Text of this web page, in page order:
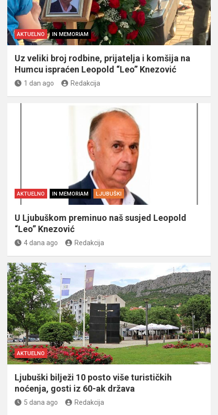
AKTUELNO IN MEMORIAM
Uz veliki broj rodbine, prijatelja i komšija na
Humcu ispraćen Leopold “Leo” Knezović
1 dan ago Redakcija
AKTUELNO IN MEMORIAM LJUBUŠKI
U Ljubuškom preminuo naš susjed Leopold
“Leo” Knezović
4 dana ago Redakcija
AKTUELNO
Ljubuški bilježi 10 posto više turističkih
noćenja, gosti iz 60-ak država
5 dana ago Redakcija